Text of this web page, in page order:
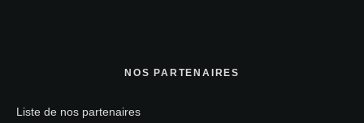
NOS PARTENAIRES
Liste de nos partenaires